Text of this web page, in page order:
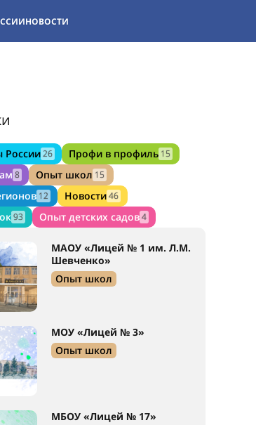
НОВОСТИ
России26 Профи в профиль 15
8 Опыт школ 15
12 Новости46
93 Опыт детских садов4
МАОУ «Лицей № 1 им. Л.М.
Шевченко»
Опыт школ
МОУ «Лицей № 3»
Опыт школ
МБОУ «Лицей № 17»